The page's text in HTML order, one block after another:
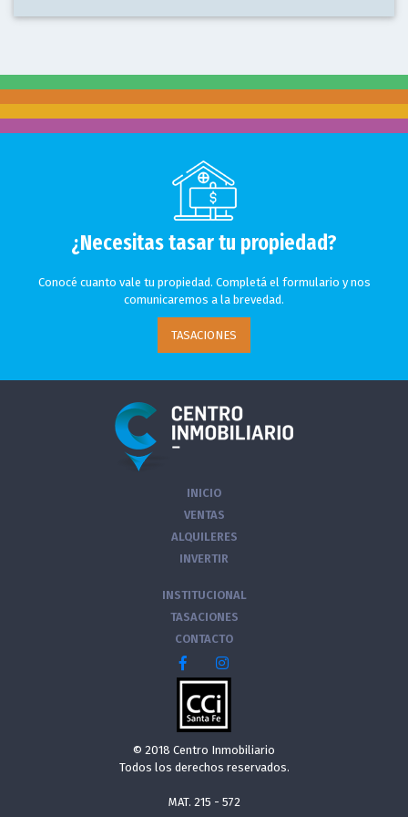
¿Necesitas tasar tu propiedad?
Conocé cuanto vale tu propiedad. Completá el formulario y nos
comunicaremos a la brevedad.
TASACIONES
INICIO
VENTAS
ALQUILERES
INVERTIR
INSTITUCIONAL
TASACIONES
CONTACTO
© 2018 Centro Inmobiliario
Todos los derechos reservados.
MAT. 215 - 572